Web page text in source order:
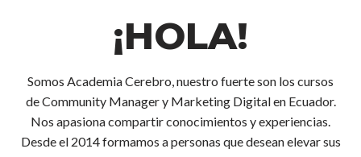
¡HOLA!
Somos Academia Cerebro, nuestro fuerte son los cursos
de Community Manager y Marketing Digital en Ecuador.
Nos apasionacompartir conocimientos y experiencias.
Desde el 2014 formamos a personas que desean elevar sus